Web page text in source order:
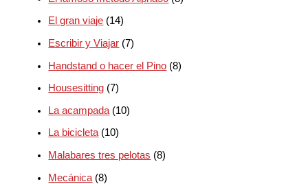
El gran viaje (14)
Escribir y Viajar (7)
Handstand o hacer el Pino (8)
Housesitting (7)
La acampada (10)
La bicicleta(10)
Malabares tres pelotas (8)
Mecánica (8)